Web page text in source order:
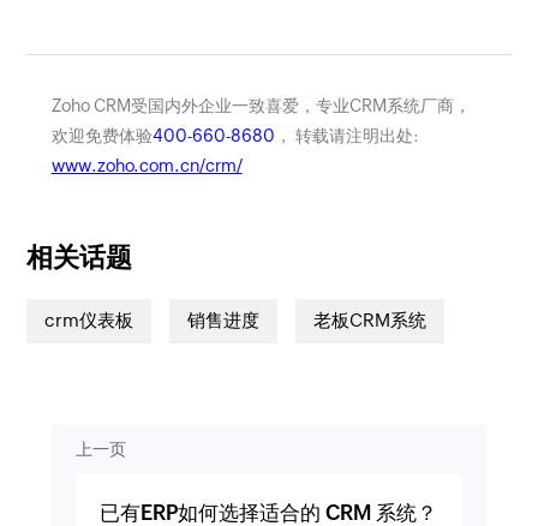
Zoho CRM受国内外企业一致喜爱，专业CRM系统厂商，
欢迎免费体验400-660-8680 ， 转载请注明出处:
www.zoho.com.cn/crm/
相关话题
crm仪表板 销售进度 老板CRM系统
上一页
已有ERP如何选择适合的 CRM 系统？